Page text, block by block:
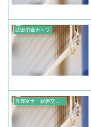
武田消毒カップ
秀麗富士・親善交流大会